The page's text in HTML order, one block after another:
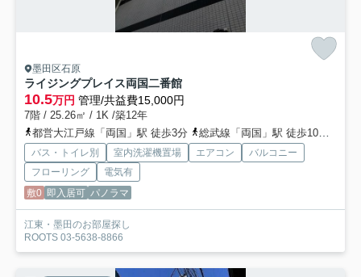
墨田区石原
ライジングプレイス両国二番館
10.5万円 管理/共益費15,000円
7階 / 25.26㎡ / 1K /築12年
都営大江戸線「両国」駅 徒歩3分
総武線「両国」駅 徒歩10分
バス・トイレ別 室内洗濯機置場 エアコン
バルコニー
フローリング
電気有
敷0 即入居可 パノラマ
江東・墨田のお部屋探し
ROOTS 03-5638-8866